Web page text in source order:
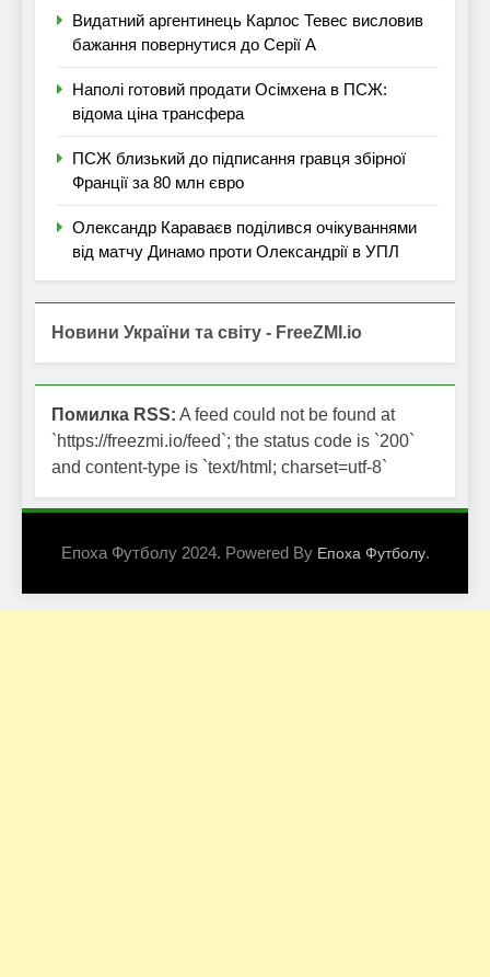
Видатний аргентинець Карлос Тевес висловив
бажання повернутися до Серії А
Наполі готовий продати Осімхена в ПСЖ:
відома ціна трансфера
ПСЖ близький до підписання гравця збірної
Франції за 80 млн євро
Олександр Караваєв поділився очікуваннями
від матчу Динамо проти Олександрії в УПЛ
Новини України та світу - FreeZMI.io
Помилка RSS: A feed could not be found at
`https://freezmi.io/feed`; the status code is `200`
and content-type is `text/html; charset=utf-8`
Епоха Футболу 2024. Powered By Епоха Футболу.